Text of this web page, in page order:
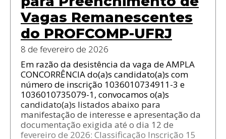
Vagas Remanescentes
do PROFCOMP-UFRJ
8 de fevereiro de 2026
Em razão da desistência da vaga de AMPLA
CONCORRÊNCIA do(a)s candidato(a)s com
número de inscrição 1036010734911-3 e
1036010735079-1, convocamos o(a)s
candidato(a)s listados abaixo para
manifestação de interesse e apresentação da
documentação exigida até o dia 12 de
fevereiro de 2026: Classificação Inscrição 15